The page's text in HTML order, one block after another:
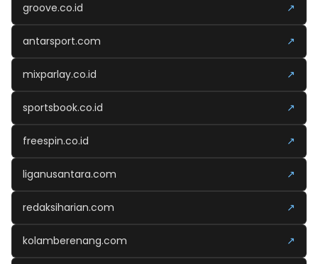
groove.co.id ↗
antarsport.com ↗
mixparlay.co.id ↗
sportsbook.co.id ↗
freespin.co.id ↗
liganusantara.com ↗
redaksiharian.com ↗
kolamberenang.com ↗